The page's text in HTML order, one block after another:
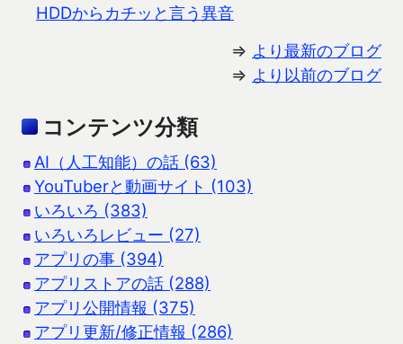
HDDからカチッと言う異音
⇒ より最新のブログ
⇒ より以前のブログ
コンテンツ分類
AI（人工知能）の話 (63)
YouTuberと動画サイト (103)
いろいろ (383)
いろいろレビュー (27)
アプリの事 (394)
アプリストアの話 (288)
アプリ公開情報 (375)
アプリ更新/修正情報 (286)